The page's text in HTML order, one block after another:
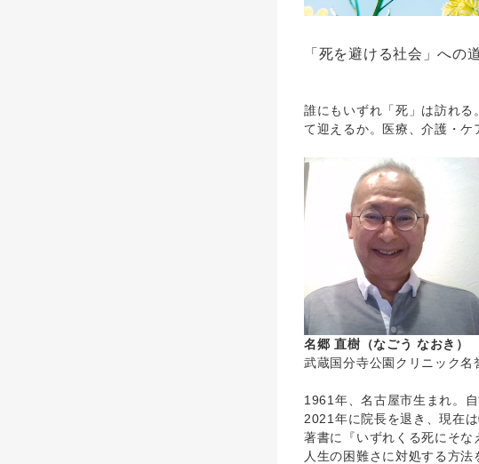
「死を避ける社会」へ
誰にもいずれ「死」は訪れ
て迎えるか。医療、介護・ケ
名郷 直樹（なごう なおき）
武蔵国分寺公園クリニック名
1961年、名古屋市生まれ。
2021年に院長を退き、現在
著書に『いずれくる死にそな
人生の困難さに対処する方